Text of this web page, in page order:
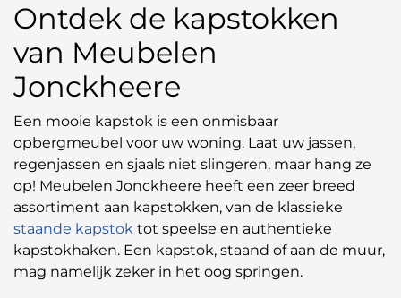
Ontdek de kapstokken
van Meubelen
Jonckheere
Een mooie kapstok is een onmisbaar
opbergmeubel voor uw woning. Laat uw jassen,
regenjassen en sjaals niet slingeren, maar hang ze
op! Meubelen Jonckheere heeft een zeer breed
assortiment aan kapstokken, van de klassieke
staande kapstok tot speelse en authentieke
kapstokhaken. Een kapstok, staand of aan de muur,
mag namelijk zeker in het oog springen.